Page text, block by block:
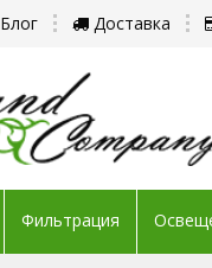
Блог Доставка
Фильтрация